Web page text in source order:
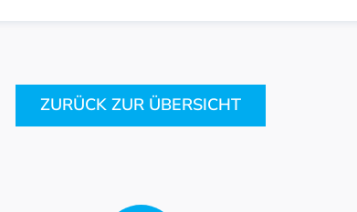
ZURÜCK ZUR ÜBERSICHT